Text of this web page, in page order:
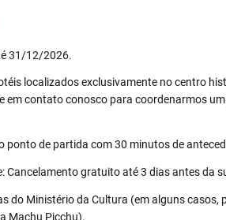
31/12/2026.
localizados exclusivamente no centro
em contato conosco para coordenarmos
ponto de partida com 30 minutos de
Cancelamento gratuito até 3 dias antes da
do Ministério da Cultura (em alguns casos,
Machu Picchu).